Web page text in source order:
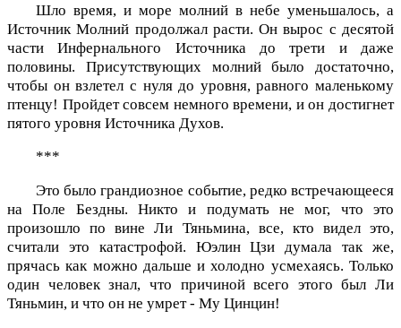
Шло время, и море молний в небе уменьшалось, а
Источник Молний продолжал расти. Он вырос с десятой
части Инфернального Источника до трети и даже
половины. Присутствующих молний было достаточно,
чтобы он взлетел с нуля до уровня, равного маленькому
птенцу! Пройдет совсем немного времени, и он достигнет
пятого уровня Источника Духов.
***
Это было грандиозное событие, редко встречающееся
на Поле Бездны. Никто и подумать не мог, что это
произошло по вине Ли Тяньмина, все, кто видел это,
считали это катастрофой. Юэлин Цзи думала так же,
прячась как можно дальше и холодно усмехаясь. Только
один человек знал, что причиной всего этого был Ли
Тяньмин, и что он не умрет - Му Цинцин!